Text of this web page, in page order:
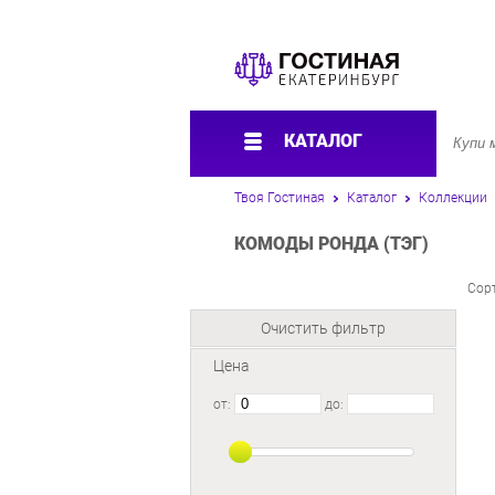
КАТАЛОГ
Твоя Гостиная Каталог Коллекции
КОМОДЫ РОНДА (ТЭГ)
Очистить фильтр
Цена
от: до: